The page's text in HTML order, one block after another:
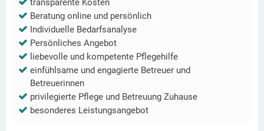
transparente Kosten
Beratung online und persönlich
Individuelle Bedarfsanalyse
Persönliches Angebot
liebevolle und kompetente Pflegehilfe
einfühlsame und engagierte Betreuer und
Betreuerinnen
privilegierte Pflege und Betreuung Zuhause
besonderes Leistungsangebot